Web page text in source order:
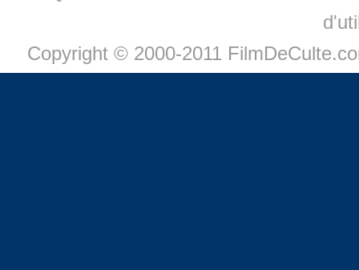
Copyright © 2000-2011